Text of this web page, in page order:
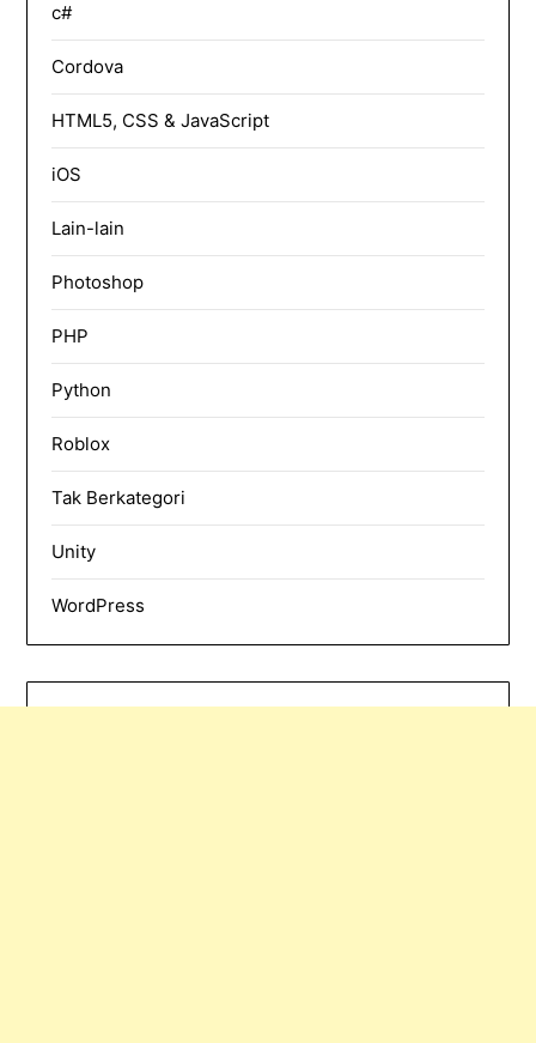
c#
Cordova
HTML5, CSS & JavaScript
iOS
Lain-lain
Photoshop
PHP
Python
Roblox
Tak Berkategori
Unity
WordPress